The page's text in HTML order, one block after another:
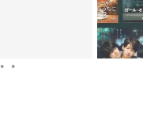
● ●